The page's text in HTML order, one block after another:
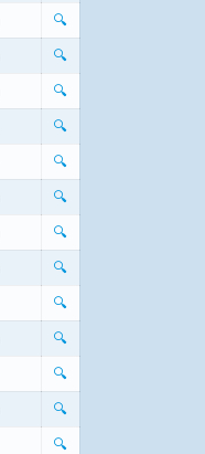
🔍
🔍
🔍
🔍
🔍
🔍
🔍
🔍
🔍
🔍
🔍
🔍
🔍